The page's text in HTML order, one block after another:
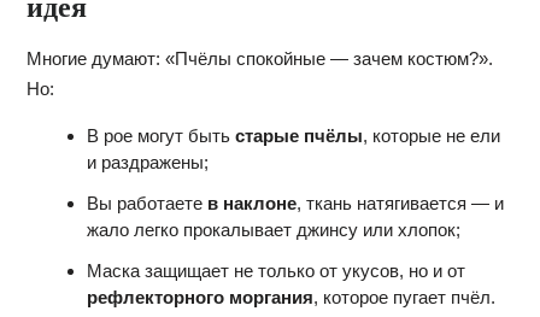
идея
Многие думают: «Пчёлы спокойные — зачем костюм?».
Но:
В рое могут быть старые пчёлы, которые не ели
и раздражены;
Вы работаете в наклоне, ткань натягивается — и
жало легко прокалывает джинсу или хлопок;
Маска защищает не только от укусов, но и от
рефлекторного моргания, которое пугает пчёл.